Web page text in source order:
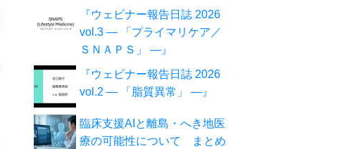
『ウェビナー報告日誌 2026
vol.3 ― 「プライマリケア／
ＳＮＡＰＳ」 ―』
『ウェビナー報告日誌 2026
vol.2 ― 「脂質異常」 ―』
臨床支援AIと離島・へき地医
療の可能性について まとめ